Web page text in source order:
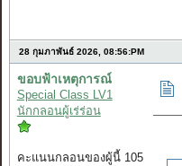
28 กุมภาพันธ์ 2026, 08:56:PM
ขอบฟ้าเหตุการณ์
Special Class LV1
นักกลอนผู้เร่ร่อน
คะแนนกลอนของผู้นี้ 105